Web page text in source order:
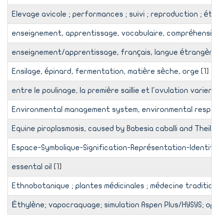
Elevage avicole ; performances ; suivi ; reproduction ;
enseignement, apprentissage, vocabulaire,
enseignement/apprentissage, français, langue étrangère
Ensilage, épinard, fermentation, matière sèche, orge [1]
entre le poulinage, la première saillie et l'ovulation
Environmental management system, environmental
Equine piroplasmosis, caused by Babesia caballi and
Espace-Symbolique-Signification-Représentation-Identité.
essental oil [1]
Ethnobotanique ; plantes médicinales ; médecine
Éthylène; vapocraquage; simulation Aspen Plus/HYSYS;